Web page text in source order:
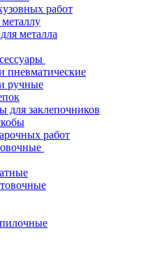
работ
металла
пневматические
ручные
для заклепочников
работ